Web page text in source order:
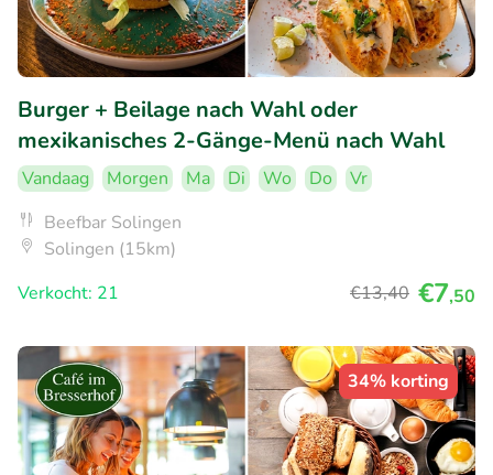
Burger + Beilage nach Wahl oder
mexikanisches 2-Gänge-Menü nach Wahl
Vandaag Morgen Ma Di Wo Do
Vr
Beefbar Solingen
Solingen (15km)
Verkocht: 21
€13,40 €7,50
34% korting